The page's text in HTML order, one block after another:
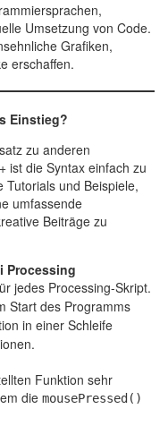
Umsetzung von Code.
Grafiken,
erschaffen.
Einstieg?
zu anderen
ist die Syntax einfach zu
und Beispiele,
umfassende
Beiträge zu
Processing
jedes Processing-Skript.
Start des Programms
in einer Schleife
Funktion sehr
die mousePressed()